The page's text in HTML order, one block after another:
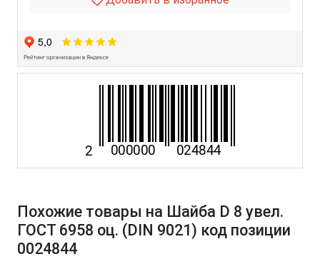
Похожие товары на Шайба D 8 увел.
ГОСТ 6958 оц. (DIN 9021) код позиции
0024844